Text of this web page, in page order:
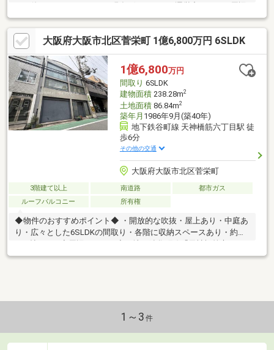
情報 ＊＊＊阪急オアシス同心店：徒歩3分（239ｍ）セブンイレ
ブン大阪同心北店：徒歩1分（48ｍ）ファミリーマート天満同心
店：徒歩2分（150ｍ）キリン堂北区同心店：徒歩4分（287ｍ）大
阪天神橋三郵便局：徒歩3分（234ｍ）扇町公園：徒歩9分（660
ｍ）
大阪府大阪市北区菅栄町 1億6,800万円 6SLDK
1億6,800万円
間取り 6SLDK
建物面積238.28m2
土地面積86.84m2
築年月 1986年9月(築40年)
地下鉄谷町線 天神橋筋六丁目駅 徒
歩6分
その他の交通
大阪府大阪市北区菅栄町
3階建て以上 南道路
都市ガス
ルーフバルコニー
所有権
◆物件のおすすめポイント◆ ・開放的な吹抜・屋上あり・中庭あ
り・広々とした6SLDKの間取り・各階に収納スペースあり・約
目」駅徒歩6分・大阪環状線「天満」駅徒歩9分・地下鉄堺筋線
テム関目店】TEL:0120-80-4470
1～3 件